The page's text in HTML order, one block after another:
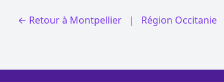
← Retour à Montpellier | Région Occitanie